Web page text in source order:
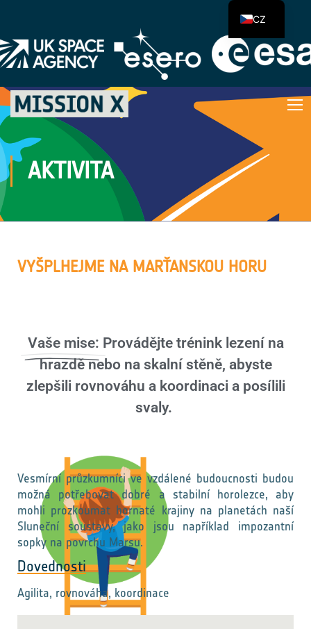
AKTIVITA
VYŠPLHEJME NA MARŤANSKOU HORU
Vaše mise: Provádějte trénink lezení na
hrazdě nebo na skalní stěně, abyste
zlepšili rovnováhu a koordinaci a posílili
svaly.
Vesmírní průzkumníci ve vzdálené budoucnosti budou
možná potřebovat dobré a stabilní horolezce, aby
mohli prozkoumat hornaté krajiny na planetách naší
Sluneční soustavy, jako jsou například impozantní
sopky na povrchu Marsu.
Dovednosti
Agilita, rovnováha, koordinace
CZ